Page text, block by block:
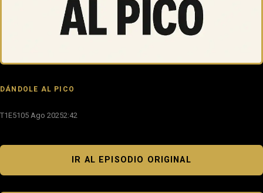
DÁNDOLE AL PICO
T1E51 05 Ago 20252:42
IR AL EPISODIO ORIGINAL